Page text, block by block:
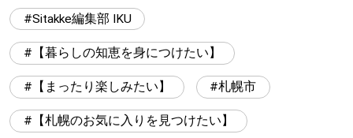
Sitakke編集部 IKU
【暮らしの知恵を身につけたい】
【まったり楽しみたい】 札幌市
【札幌のお気に入りを見つけたい】